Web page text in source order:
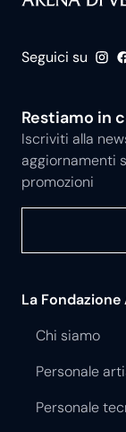
Seguici su
Restiamo in
Iscriviti alla
aggiornamenti
promozioni
La Fondazione
Chi siamo
Personale
Personale